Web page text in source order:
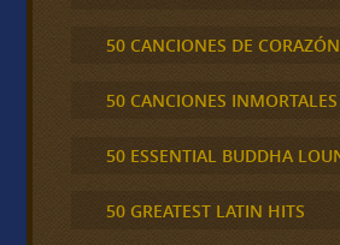
50 CANCIONES DE CORAZÓN
50 CANCIONES INMORTALES
50 ESSENTIAL BUDDHA
50 GREATEST LATIN HITS